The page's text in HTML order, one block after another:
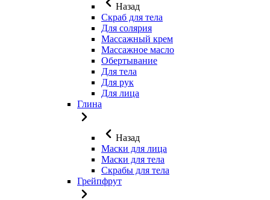
Назад
Скраб для тела
Для солярия
Массажный крем
Массажное масло
Обертывание
Для тела
Для рук
Для лица
Глина
Назад
Маски для лица
Маски для тела
Скрабы для тела
Грейпфрут